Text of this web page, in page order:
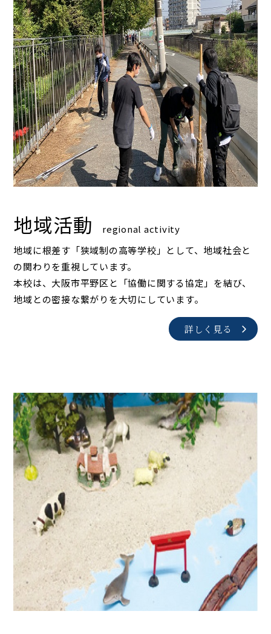
地域活動
regional activity
地域に根差す「狭域制の高等学校」として、地域社会と
の関わりを重視しています。
本校は、大阪市平野区と「協働に関する協定」を結び、
地域との密接な繋がりを大切にしています。
詳しく見る